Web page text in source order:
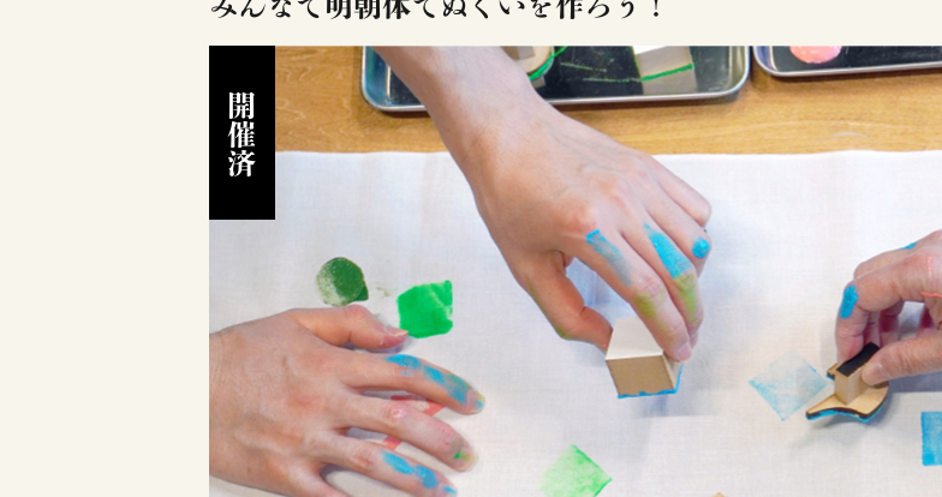
みんなで明朝体てぬぐいを作ろう！
開催済